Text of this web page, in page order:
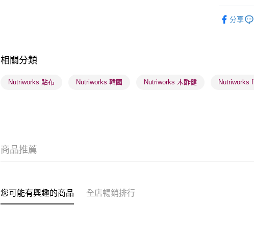
順豐站及
分享
相關分類
Nutriworks 貼布 Nutriworks 韓國 Nutriworks 木酢健 Nutriworks
商品推薦
您可能有興趣的商品 全店暢銷排行